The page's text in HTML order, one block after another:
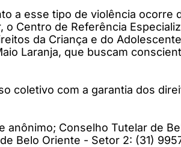
a esse tipo de violência ocorre
Centro de Referência
da Criança e do
Laranja, que buscam
coletivo com a garantia dos
Conselho Tutelar de
Belo Oriente - Setor 2: (31)